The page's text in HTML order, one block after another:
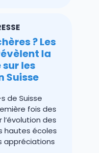
? Les
la
les
Suisse
de Suisse
fois des
des
hautes écoles
appréciations